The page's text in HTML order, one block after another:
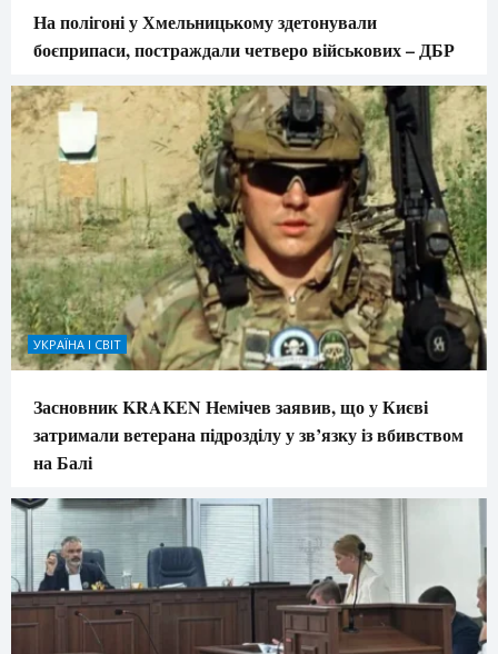
На полігоні у Хмельницькому здетонували
боєприпаси, постраждали четверо військових – ДБР
УКРАЇНА І СВІТ
Засновник KRAKEN Немічев заявив, що у Києві
затримали ветерана підрозділу у зв’язку із вбивством
на Балі